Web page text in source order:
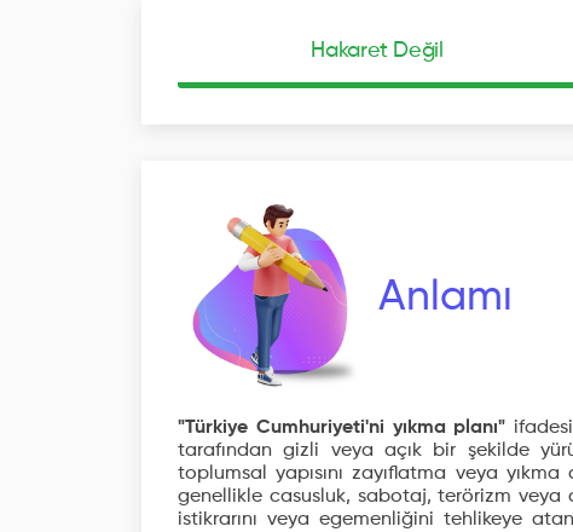
Hakaret Değil
Anlamı
"Türkiye Cumhuriyeti'ni yıkma planı"
tarafından gizli veya açık bir şekilde
toplumsal yapısını zayıflatma veya
genellikle casusluk, sabotaj, terörizm
istikrarını veya egemenliğini tehlikeye